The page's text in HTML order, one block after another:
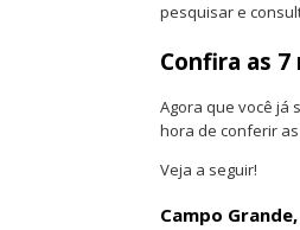
pesquisar e
Confira as
Agora que você já
hora de conferir
Veja a seguir!
Campo Grande,